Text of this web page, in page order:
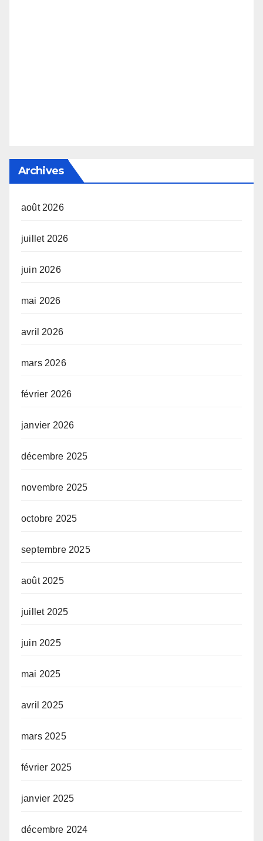
Archives
août 2026
juillet 2026
juin 2026
mai 2026
avril 2026
mars 2026
février 2026
janvier 2026
décembre 2025
novembre 2025
octobre 2025
septembre 2025
août 2025
juillet 2025
juin 2025
mai 2025
avril 2025
mars 2025
février 2025
janvier 2025
décembre 2024